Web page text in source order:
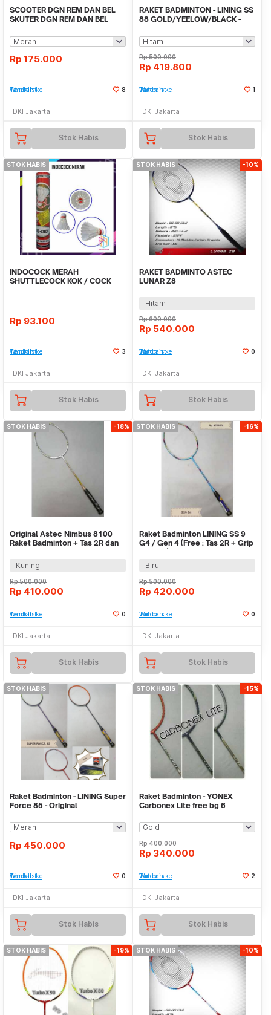
SCOOTER DGN REM DAN BEL
SKUTER DGN REM DAN BEL
Rp 175.000
Tambah ke Watchlist 8
DKI Jakarta
Stok Habis
RAKET BADMINTON - LINING SS
88 GOLD/YEELOW/BLACK -
Rp500.000
Rp 419.800
Tambah ke Watchlist 1
DKI Jakarta
Stok Habis
STOK HABIS
INDOCOCK MERAH
SHUTTLECOCK KOK / COCK
Rp 93.100
Tambah ke Watchlist 3
DKI Jakarta
Stok Habis
STOK HABIS -10%
RAKET BADMINTO ASTEC
LUNAR Z8
Hitam
Rp600.000
Rp 540.000
Tambah ke Watchlist 0
DKI Jakarta
Stok Habis
STOK HABIS -18%
Original Astec Nimbus 8100
Raket Badminton + Tas 2R dan
Kuning
Rp500.000
Rp 410.000
Tambah ke Watchlist 0
DKI Jakarta
Stok Habis
STOK HABIS -16%
Raket Badminton LINING SS 9
G4 / Gen 4 (Free : Tas 2R + Grip
Biru
Rp500.000
Rp 420.000
Tambah ke Watchlist 0
DKI Jakarta
Stok Habis
STOK HABIS
Raket Badminton - LINING Super
Force 85 - Original
Rp 450.000
Tambah ke Watchlist 0
DKI Jakarta
Stok Habis
STOK HABIS -15%
Raket Badminton - YONEX
Carbonex Lite free bg 6
Rp400.000
Rp 340.000
Tambah ke Watchlist 2
DKI Jakarta
Stok Habis
STOK HABIS -19% STOK HABIS -10%